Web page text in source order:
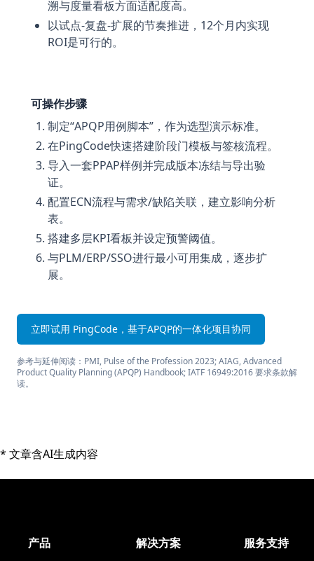
溯与度量看板方面适配度高。
以试点-复盘-扩展的节奏推进，12个月内实现
ROI是可行的。
可操作步骤
制定“APQP用例脚本”，作为选型演示标准。
在PingCode快速搭建阶段门模板与签核流程。
导入一套PPAP样例并完成版本冻结与导出验
证。
配置ECN流程与需求/缺陷关联，建立影响分析
表。
搭建多层KPI看板并设定预警阈值。
与PLM/ERP/SSO进行最小可用集成，逐步扩
展。
立即试用 PingCode，基于APQP的一体化项目协同
参考与延伸阅读：PMI, Pulse of the Profession 2023; AIAG, Advanced
Product Quality Planning (APQP) Handbook; IATF 16949:2016 要求条款解
读。
* 文章含AI生成内容
产品 解决方案 服务支持